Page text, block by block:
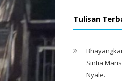
Tulisan
Sintia
Nyale. ‎